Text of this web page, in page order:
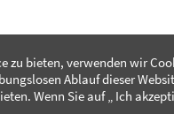
zu bieten, verwenden wir
Ablauf dieser
Wenn Sie auf „ Ich